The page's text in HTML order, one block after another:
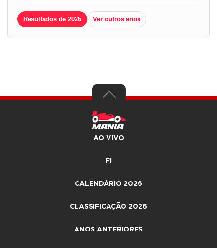
Resultados de 2026 Ver outros anos
AO VIVO
F1
CALENDÁRIO 2026
CLASSIFICAÇÃO 2026
ANOS ANTERIORES